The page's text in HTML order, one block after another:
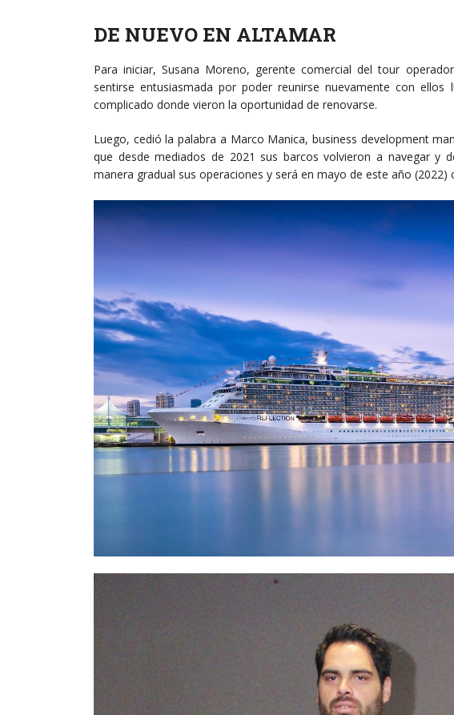
DE NUEVO EN ALTAMAR
Para iniciar, Susana Moreno, gerente comercial del tour
sentirse entusiasmada por poder reunirse nuevamente con
complicado donde vieron la oportunidad de renovarse.
Luego, cedió la palabra a Marco Manica, business development
que desde mediados de 2021 sus barcos volvieron a navegar y
manera gradual sus operaciones y será en mayo de este año